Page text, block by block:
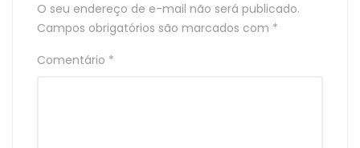
O seu endereço de e-mail não será publicado.
Campos obrigatórios são marcados com *
Comentário *